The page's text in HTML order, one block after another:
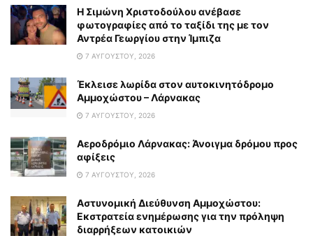
Η Σιμώνη Χριστοδούλου ανέβασε
φωτογραφίες από το ταξίδι της με τον
Αντρέα Γεωργίου στην Ίμπιζα
7 ΑΥΓΟΎΣΤΟΥ, 2026
Έκλεισε λωρίδα στον αυτοκινητόδρομο
Αμμοχώστου – Λάρνακας
7 ΑΥΓΟΎΣΤΟΥ, 2026
Αεροδρόμιο Λάρνακας: Άνοιγμα δρόμου προς
αφίξεις
7 ΑΥΓΟΎΣΤΟΥ, 2026
Αστυνομική Διεύθυνση Αμμοχώστου:
Εκστρατεία ενημέρωσης για την πρόληψη
διαρρήξεων κατοικιών